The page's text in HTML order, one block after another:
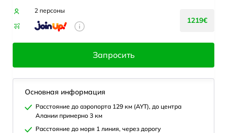
2 персоны
1219€
Запросить
Основная информация
Расстояние до аэропорта 129 км (AYT), до центра
Алании примерно 3 км
Расстояние до моря 1 линия, через дорогу